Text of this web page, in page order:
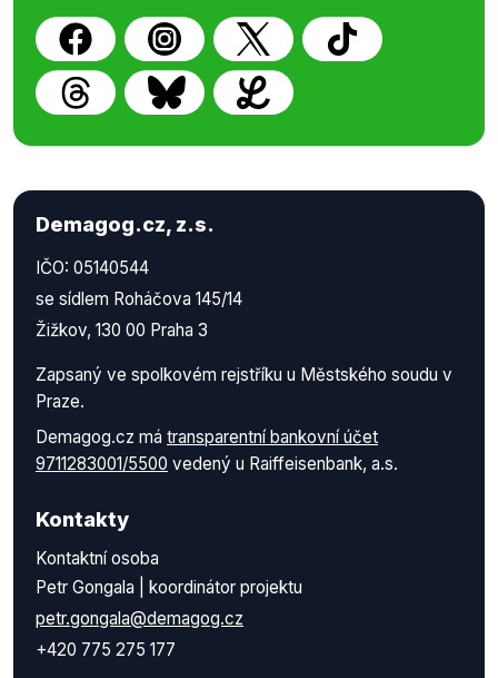
Demagog.cz, z.s.
IČO: 05140544
se sídlem Roháčova 145/14
Žižkov, 130 00 Praha 3
Zapsaný ve spolkovém rejstříku u Městského soudu v
Praze.
Demagog.cz má transparentní bankovní účet
9711283001/5500 vedený u Raiffeisenbank, a.s.
Kontakty
Kontaktní osoba
Petr Gongala | koordinátor projektu
petr.gongala@demagog.cz
+420 775 275 177